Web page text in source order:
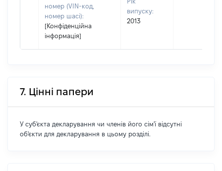
номер (VIN-код,
номер шасі):
[Конфіденційна
інформація]
випуску:
2013
7. Цінні папери
У суб'єкта декларування чи членів його сім'ї відсутні
об'єкти для декларування в цьому розділі.